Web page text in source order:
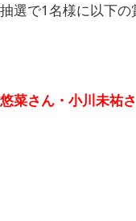
選で1名様に以下の
菜さん・小川未祐